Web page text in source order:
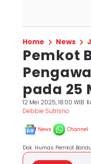
Home News
Pemkot
pada 25
12 Mei 2025, 18:00 WIB
Debbie Sutrisno
News Channel
Dok. Humas Pemkot